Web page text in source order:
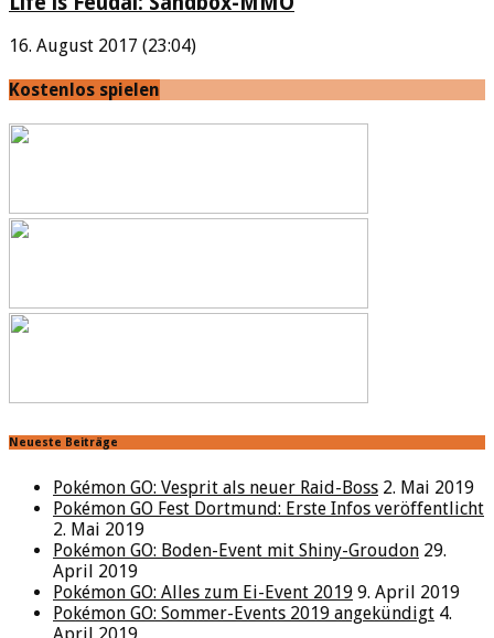
16. August 2017 (23:04)
Kostenlos spielen
Neueste Beiträge
Pokémon GO: Vesprit als neuer Raid-Boss 2. Mai 2019
Pokémon GO Fest Dortmund: Erste Infos veröffentlicht
2. Mai 2019
Pokémon GO: Boden-Event mit Shiny-Groudon 29.
April 2019
Pokémon GO: Alles zum Ei-Event 2019 9. April 2019
Pokémon GO: Sommer-Events 2019 angekündigt 4.